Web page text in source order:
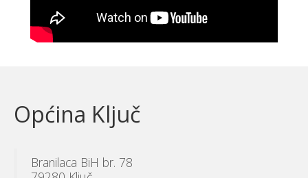
Općina Ključ
Branilaca BiH br. 78